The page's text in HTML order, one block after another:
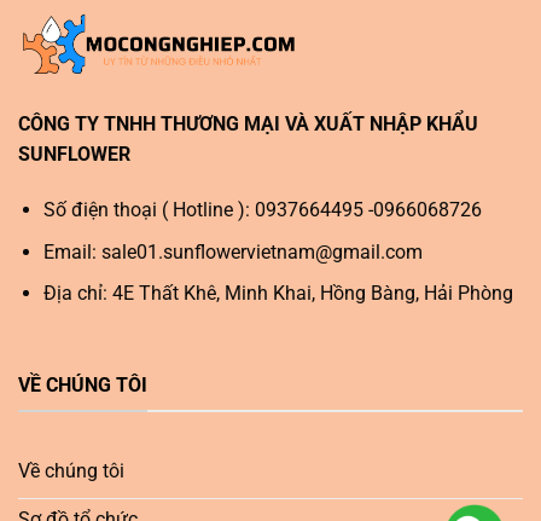
CÔNG TY TNHH THƯƠNG MẠI VÀ XUẤT NHẬP KHẨU
SUNFLOWER
Số điện thoại ( Hotline ): 0937664495 -0966068726
Email: sale01.sunflowervietnam@gmail.com
Địa chỉ: 4E Thất Khê, Minh Khai, Hồng Bàng, Hải Phòng
VỀ CHÚNG TÔI
Về chúng tôi